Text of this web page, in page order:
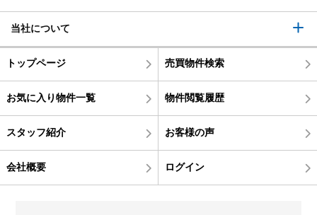
当社について
トップページ 売買物件検索
お気に入り物件一覧 物件閲覧履歴
スタッフ紹介 お客様の声
会社概要 ログイン